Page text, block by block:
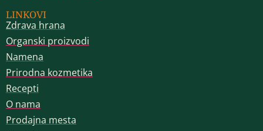
LINKOVI
Zdrava hrana
Organski proizvodi
Namena
Prirodna kozmetika
Recepti
O nama
Prodajna mesta